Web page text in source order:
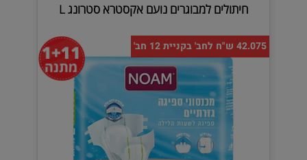
חיתולים למבוגרים נועם אקסטרא סטרונג L
42.075 ש"ח לחב' בקניית 12 חב'